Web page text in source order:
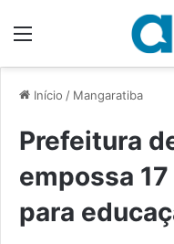
Início / Mangaratiba
Prefeitura
empossa
para